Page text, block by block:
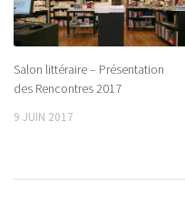
Salon littéraire – Présentation
des Rencontres 2017
9 JUIN 2017